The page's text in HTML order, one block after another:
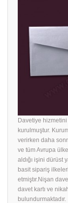
Davetiye
kurulmuştur.
verirken daha
ve tüm Avrupa
aldığı işini dürüst
basit sipariş
etmiştır.Nişan
davet kartı ve
bulundurmaktadır.